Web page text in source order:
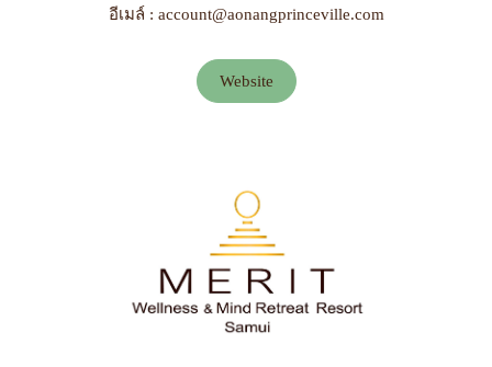
อีเมล์ : account@aonangprinceville.com
Website